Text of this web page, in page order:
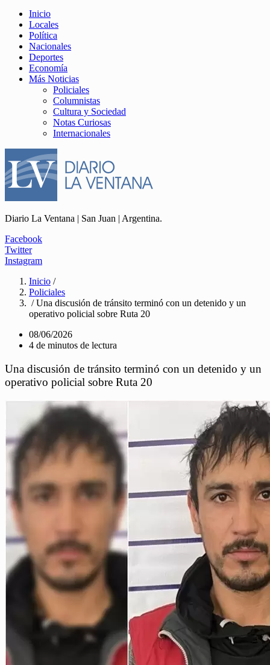
Inicio
Locales
Política
Nacionales
Deportes
Economía
Más Noticias
Policiales
Columnistas
Cultura y Sociedad
Notas Curiosas
Internacionales
Diario La Ventana | San Juan | Argentina.
Facebook
Twitter
Instagram
Inicio /
Policiales
/ Una discusión de tránsito terminó con un detenido y un
operativo policial sobre Ruta 20
08/06/2026
4 de minutos de lectura
Una discusión de tránsito terminó con un detenido y un
operativo policial sobre Ruta 20